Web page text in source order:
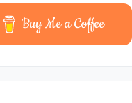
Buy Me a Coffee